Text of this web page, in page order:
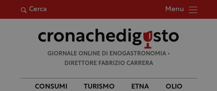
Cerca Menu
per:
GIORNALE ONLINE DI ENOGASTRONOMIA •
DIRETTORE FABRIZIO CARRERA
CONSUMI TURISMO ETNA OLIO